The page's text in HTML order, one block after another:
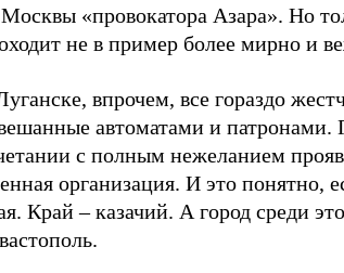
«провокатора Азара». Но
не в пример более мирно и
впрочем, все гораздо
автоматами и патронами.
с полным нежеланием
организация. И это понятно,
Край – казачий. А город среди